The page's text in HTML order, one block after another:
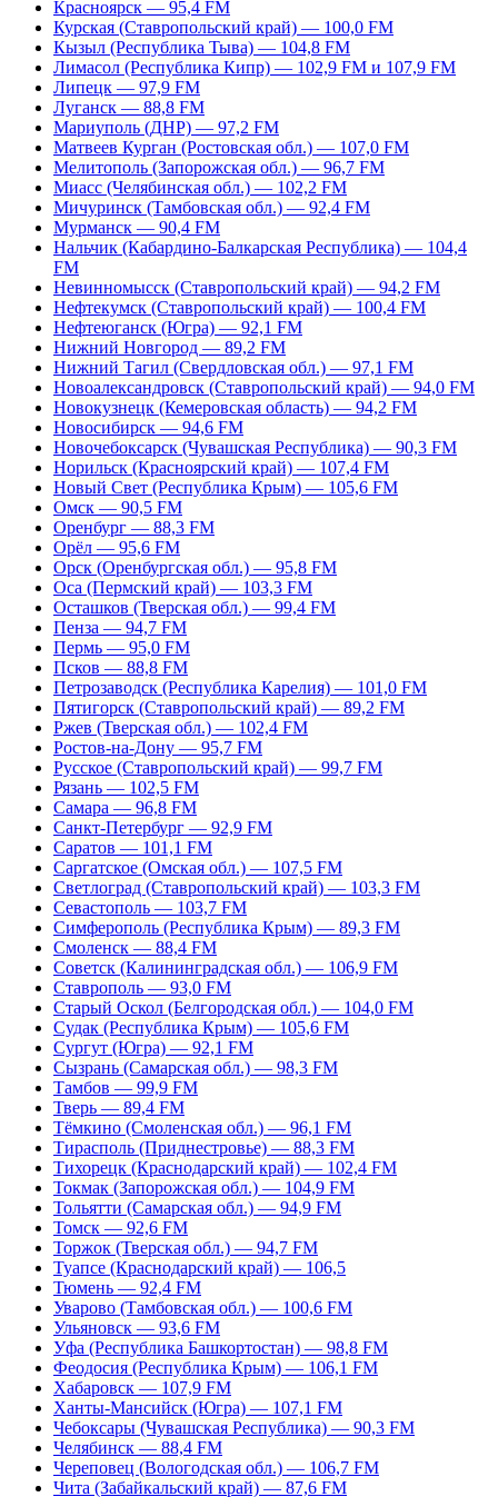
Красноярск — 95,4 FM
Курская (Ставропольский край) — 100,0 FM
Кызыл (Республика Тыва) — 104,8 FM
Лимасол (Республика Кипр) — 102,9 FM и 107,9 FM
Липецк — 97,9 FM
Луганск — 88,8 FM
Мариуполь (ДНР) — 97,2 FM
Матвеев Курган (Ростовская обл.) — 107,0 FM
Мелитополь (Запорожская обл.) — 96,7 FM
Миасс (Челябинская обл.) — 102,2 FM
Мичуринск (Тамбовская обл.) — 92,4 FM
Мурманск — 90,4 FM
Нальчик (Кабардино-Балкарская Республика) — 104,4
FM
Невинномысск (Ставропольский край) — 94,2 FM
Нефтекумск (Ставропольский край) — 100,4 FM
Нефтеюганск (Югра) — 92,1 FM
Нижний Новгород — 89,2 FM
Нижний Тагил (Свердловская обл.) — 97,1 FM
Новоалександровск (Ставропольский край) — 94,0 FM
Новокузнецк (Кемеровская область) — 94,2 FM
Новосибирск — 94,6 FM
Новочебоксарск (Чувашская Республика) — 90,3 FM
Норильск (Красноярский край) — 107,4 FM
Новый Свет (Республика Крым) — 105,6 FM
Омск — 90,5 FM
Оренбург — 88,3 FM
Орёл — 95,6 FM
Орск (Оренбургская обл.) — 95,8 FM
Оса (Пермский край) — 103,3 FM
Осташков (Тверская обл.) — 99,4 FM
Пенза — 94,7 FM
Пермь — 95,0 FM
Псков — 88,8 FM
Петрозаводск (Республика Карелия) — 101,0 FM
Пятигорск (Ставропольский край) — 89,2 FM
Ржев (Тверская обл.) — 102,4 FM
Ростов-на-Дону — 95,7 FM
Русское (Ставропольский край) — 99,7 FM
Рязань — 102,5 FM
Самара — 96,8 FM
Санкт-Петербург — 92,9 FM
Саратов — 101,1 FM
Саргатское (Омская обл.) — 107,5 FM
Светлоград (Ставропольский край) — 103,3 FM
Севастополь — 103,7 FM
Симферополь (Республика Крым) — 89,3 FM
Смоленск — 88,4 FM
Советск (Калининградская обл.) — 106,9 FM
Ставрополь — 93,0 FM
Старый Оскол (Белгородская обл.) — 104,0 FM
Судак (Республика Крым) — 105,6 FM
Сургут (Югра) — 92,1 FM
Сызрань (Самарская обл.) — 98,3 FM
Тамбов — 99,9 FM
Тверь — 89,4 FM
Тёмкино (Смоленская обл.) — 96,1 FM
Тирасполь (Приднестровье) — 88,3 FM
Тихорецк (Краснодарский край) — 102,4 FM
Токмак (Запорожская обл.) — 104,9 FM
Тольятти (Самарская обл.) — 94,9 FM
Томск — 92,6 FM
Торжок (Тверская обл.) — 94,7 FM
Туапсе (Краснодарский край) — 106,5
Тюмень — 92,4 FM
Уварово (Тамбовская обл.) — 100,6 FM
Ульяновск — 93,6 FM
Уфа (Республика Башкортостан) — 98,8 FM
Феодосия (Республика Крым) — 106,1 FM
Хабаровск — 107,9 FM
Ханты-Мансийск (Югра) — 107,1 FM
Чебоксары (Чувашская Республика) — 90,3 FM
Челябинск — 88,4 FM
Череповец (Вологодская обл.) — 106,7 FM
Чита (Забайкальский край) — 87,6 FM